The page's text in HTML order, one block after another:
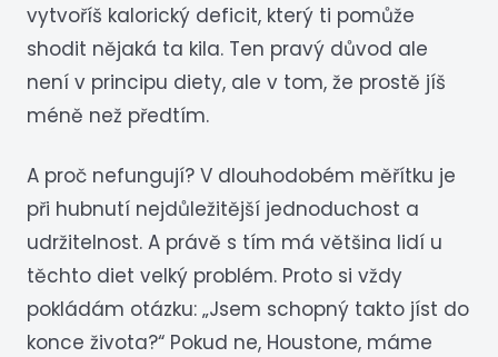
vytvoříš kalorický deficit, který ti pomůže
shodit nějaká ta kila. Ten pravý důvod ale
není v principu diety, ale v tom, že prostě jíš
méně než předtím.
A proč nefungují? V dlouhodobém měřítku je
při hubnutí nejdůležitější jednoduchost a
udržitelnost. A právě s tím má většina lidí u
těchto diet velký problém. Proto si vždy
pokládám otázku: „Jsem schopný takto jíst do
konce života?“ Pokud ne, Houstone, máme